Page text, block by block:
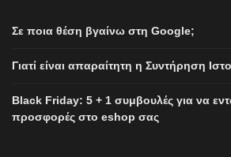
Σε ποια θέση βγαίνω στη Google;
Γιατί είναι απαραίτητη η Συντήρηση
Black Friday: 5 + 1 συμβουλές για να
προσφορές στο eshop σας